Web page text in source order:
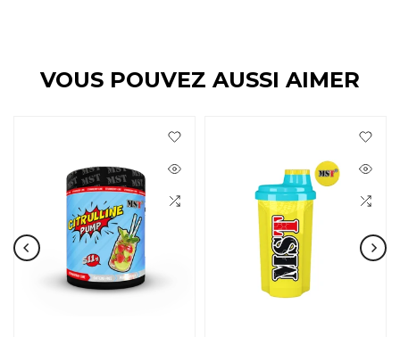
VOUS POUVEZ AUSSI AIMER